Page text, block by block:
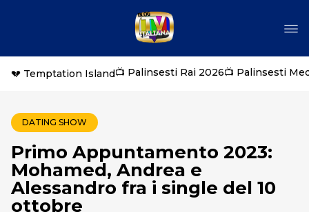
💔 Temptation Island📺 Palinsesti Rai 2026📺 Palinsesti
DATING SHOW
Primo Appuntamento 2023:
Mohamed, Andrea e
Alessandro fra i single del 10
ottobre